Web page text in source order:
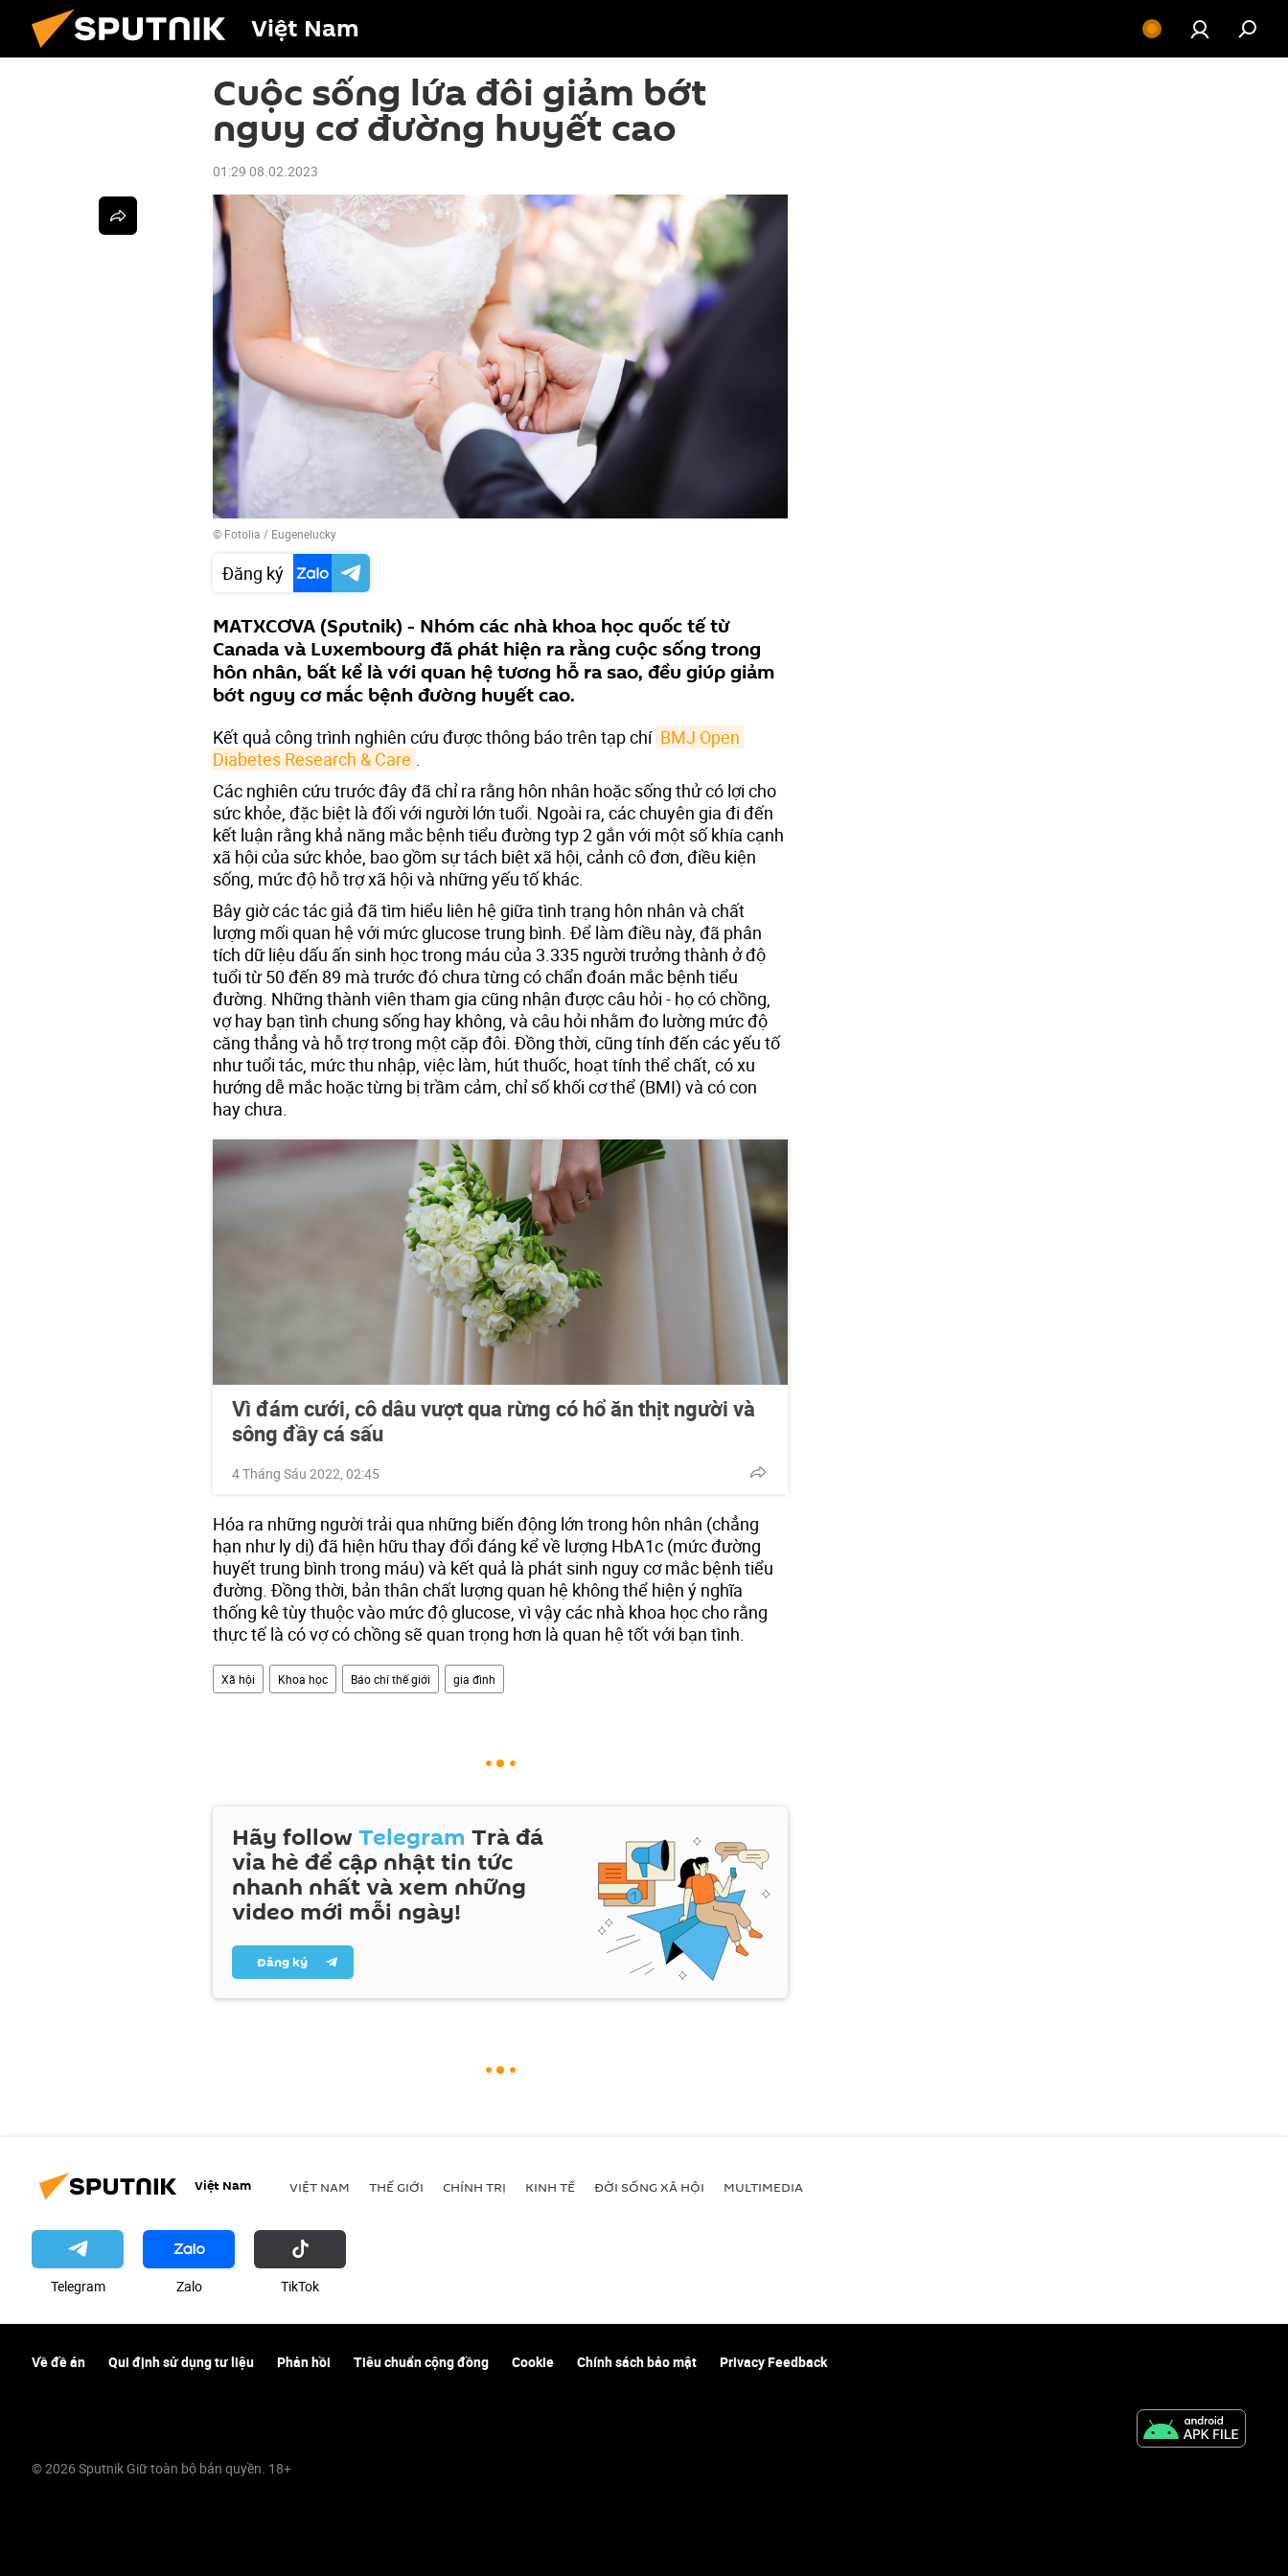
Việt Nam
Cuộc sống lứa đôi giảm bớt
nguy cơ đường huyết cao
01:29 08.02.2023
© Fotolia / Eugenelucky
Đăng ký
MATXCƠVA (Sputnik) - Nhóm các nhà khoa học quốc tế từ
Canada và Luxembourg đã phát hiện ra rằng cuộc sống trong
hôn nhân, bất kể là với quan hệ tương hỗ ra sao, đều giúp giảm
bớt nguy cơ mắc bệnh đường huyết cao.
Kết quả công trình nghiên cứu được thông báo trên tạp chí BMJ Open
Diabetes Research & Care
Các nghiên cứu trước đây đã chỉ ra rằng hôn nhân hoặc sống thử có lợi cho
sức khỏe, đặc biệt là đối với người lớn tuổi. Ngoài ra, các chuyên gia đi đến
kết luận rằng khả năng mắc bệnh tiểu đường typ 2 gắn với một số khía cạnh
xã hội của sức khỏe, bao gồm sự tách biệt xã hội, cảnh cô đơn, điều kiện
sống, mức độ hỗ trợ xã hội và những yếu tố khác.
Bây giờ các tác giả đã tìm hiểu liên hệ giữa tình trạng hôn nhân và chất
lượng mối quan hệ với mức glucose trung bình. Để làm điều này, đã phân
tích dữ liệu dấu ấn sinh học trong máu của 3.335 người trưởng thành ở độ
tuổi từ 50 đến 89 mà trước đó chưa từng có chẩn đoán mắc bệnh tiểu
đường. Những thành viên tham gia cũng nhận được câu hỏi - họ có chồng,
vợ hay bạn tình chung sống hay không, và câu hỏi nhằm đo lường mức độ
căng thẳng và hỗ trợ trong một cặp đôi. Đồng thời, cũng tính đến các yếu tố
như tuổi tác, mức thu nhập, việc làm, hút thuốc, hoạt tính thể chất, có xu
hướng dễ mắc hoặc từng bị trầm cảm, chỉ số khối cơ thể (BMI) và có con
hay chưa.
Vì đám cưới, cô dâu vượt qua rừng có hổ ăn thịt người và
sông đầy cá sấu
4 Tháng Sáu 2022, 02:45
Hóa ra những người trải qua những biến động lớn trong hôn nhân (chẳng
hạn như ly dị) đã hiện hữu thay đổi đáng kể về lượng HbA1c (mức đường
huyết trung bình trong máu) và kết quả là phát sinh nguy cơ mắc bệnh tiểu
đường. Đồng thời, bản thân chất lượng quan hệ không thể hiện ý nghĩa
thống kê tùy thuộc vào mức độ glucose, vì vậy các nhà khoa học cho rằng
thực tế là có vợ có chồng sẽ quan trọng hơn là quan hệ tốt với bạn tình.
Xã hội Khoa học Báo chí thế giới gia đình
Hãy followTelegram Trà đá
vỉa hè để cập nhật tin tức
nhanh nhất và xem những
video mới mỗi ngày!
Đăng ký
Việt Nam VIỆT NAM THẾ GIỚI CHÍNH TRỊ KINH TẾ ĐỜI SỐNG XÃ HỘI MULTIMEDIA
Telegram Zalo ТikТоk
Về đề án Qui định sử dụng tư liệu Phản hồi Tiêu chuẩn cộng đồng Cookie Chính sách bảo mật Privacy Feedback
© 2026 Sputnik Giữ toàn bộ bản quyền. 18+